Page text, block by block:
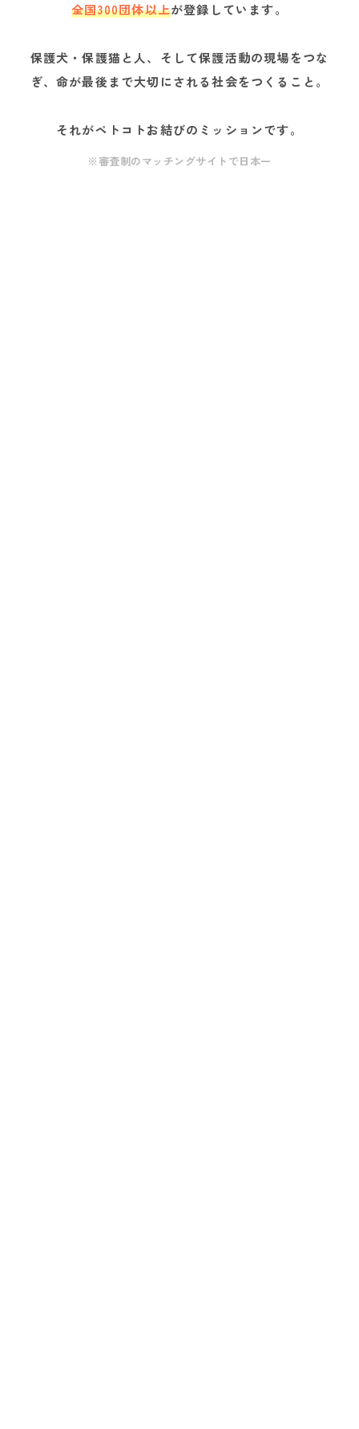
全国300団体以上が登録しています。
保護犬・保護猫と人、そして保護活動の現場をつな
ぎ、命が最後まで大切にされる社会をつくること。
それがペトコトお結びのミッションです。
※審査制のマッチングサイトで日本一